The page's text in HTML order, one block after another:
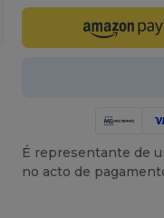
É representante de
no acto de